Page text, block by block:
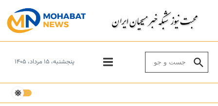
پنجشنبه، ۱۵ مرداد، ۱۴۰۵